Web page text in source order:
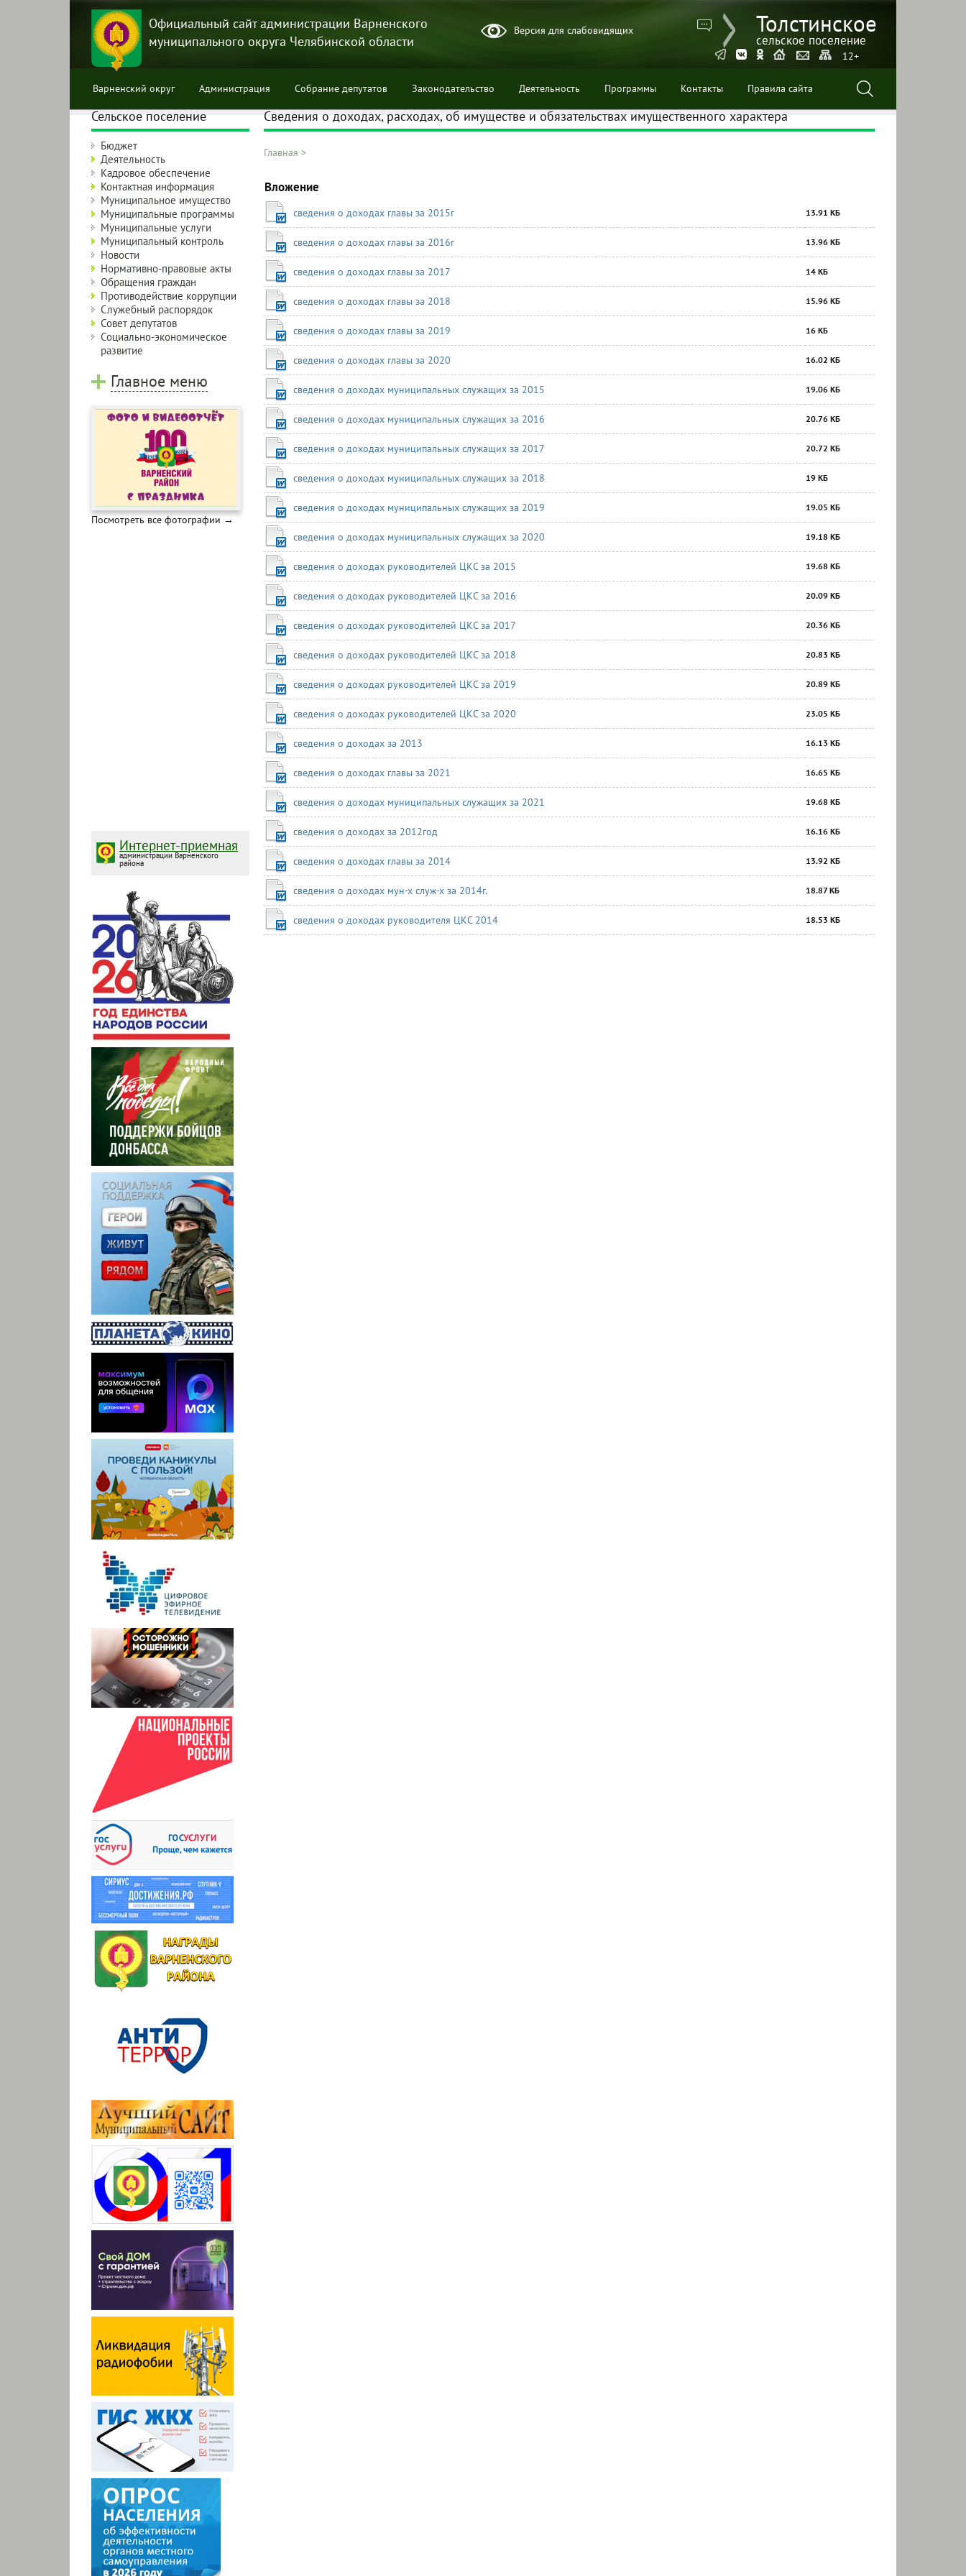
Официальный сайт администрации Варненского
муниципального округа Челябинской области
Версия для слабовидящих Толстинское
сельское поселение
12+
Варненский округ Администрация Собрание депутатов Законодательство Деятельность Программы Контакты Правила сайта
Сведения о доходах, расходах, об имуществе и обязательствах имущественного характера
навигации
Главная >
Вложение
сведения о доходах главы за 2015г 13.91 КБ
сведения о доходах главы за 2016г 13.96 КБ
сведения о доходах главы за 2017 14 КБ
сведения о доходах главы за 2018 15.96 КБ
сведения о доходах главы за 2019 16 КБ
сведения о доходах главы за 2020 16.02 КБ
сведения о доходах муниципальных служащих за 2015 19.06 КБ
сведения о доходах муниципальных служащих за 2016 20.76 КБ
сведения о доходах муниципальных служащих за 2017 20.72 КБ
сведения о доходах муниципальных служащих за 2018 19 КБ
сведения о доходах муниципальных служащих за 2019 19.05 КБ
сведения о доходах муниципальных служащих за 2020 19.18 КБ
сведения о доходах руководителей ЦКС за 2015 19.68 КБ
сведения о доходах руководителей ЦКС за 2016 20.09 КБ
сведения о доходах руководителей ЦКС за 2017 20.36 КБ
сведения о доходах руководителей ЦКС за 2018 20.83 КБ
сведения о доходах руководителей ЦКС за 2019 20.89 КБ
сведения о доходах руководителей ЦКС за 2020 23.05 КБ
сведения о доходах за 2013 16.13 КБ
сведения о доходах главы за 2021 16.65 КБ
сведения о доходах муниципальных служащих за 2021 19.68 КБ
сведения о доходах за 2012год 16.16 КБ
сведения о доходах главы за 2014 13.92 КБ
сведения о доходах мун-х служ-х за 2014г. 18.87 КБ
сведения о доходах руководителя ЦКС 2014 18.53 КБ
Сельское поселение
Бюджет
Деятельность
Кадровое обеспечение
Контактная информация
Муниципальное имущество
Муниципальные программы
Муниципальные услуги
Муниципальный контроль
Новости
Нормативно-правовые акты
Обращения граждан
Противодействие коррупции
Служебный распорядок
Совет депутатов
Социально-экономическое
развитие
Главное меню
Посмотреть все фотографии →
Интернет-приемная
администрации Варненского
района